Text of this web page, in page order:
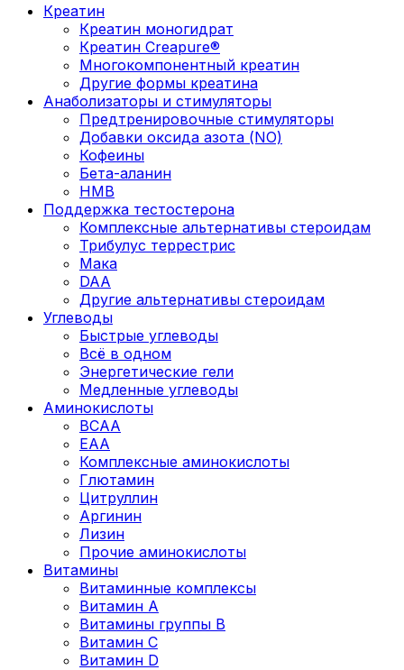
Креатин
Креатин моногидрат
Креатин Creapure®
Многокомпонентный креатин
Другие формы креатина
Анаболизаторы и стимуляторы
Предтренировочные стимуляторы
Добавки оксида азота (NO)
Кофеины
Бета-аланин
HMB
Поддержка тестостерона
Комплексные альтернативы стероидам
Трибулус террестрис
Мака
DAA
Другие альтернативы стероидам
Углеводы
Быстрые углеводы
Всё в одном
Энергетические гели
Медленные углеводы
Аминокислоты
BCAA
EAA
Комплексные аминокислоты
Глютамин
Цитруллин
Аргинин
Лизин
Прочие аминокислоты
Витамины
Витаминные комплексы
Витамин А
Витамины группы В
Витамин C
Витамин D